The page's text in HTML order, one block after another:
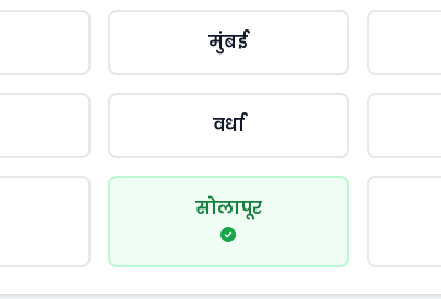
मुंबई
वर्धा
सोलापूर